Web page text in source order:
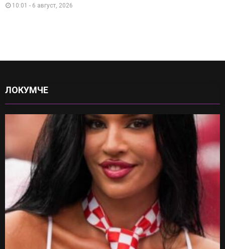
10:01 - 6 август, 2026
ЛОКУМЧЕ